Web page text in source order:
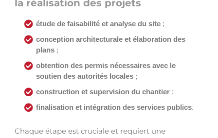
la réalisation des projets
étude de faisabilité et analyse du site ;
conception architecturale et élaboration des
plans ;
obtention des permis nécessaires avec le
soutien des autorités locales ;
construction et supervision du chantier ;
finalisation et intégration des services publics.
Chaque étape est cruciale et requiert une